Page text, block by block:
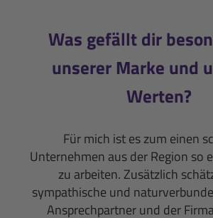
Was gefällt dir
unserer Marke und
Werten?
Für mich ist es zum einen
Unternehmen aus der Region so
zu arbeiten. Zusätzlich
sympathische und
Ansprechpartner und der